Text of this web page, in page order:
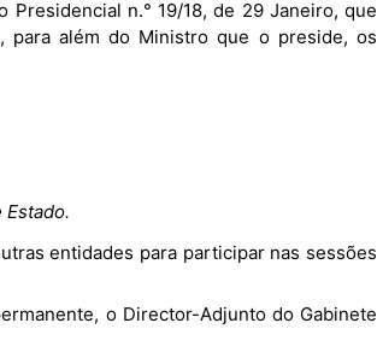
para além do Ministro que o preside, os